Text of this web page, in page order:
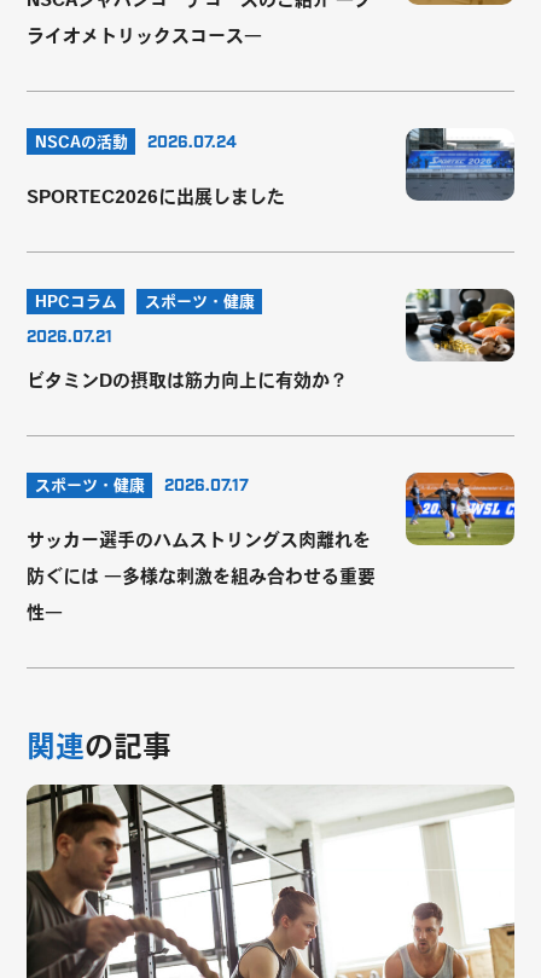
ライオメトリックスコース―
NSCAの活動 2026.07.24
SPORTEC2026に出展しました
HPCコラム スポーツ・健康
2026.07.21
ビタミンDの摂取は筋力向上に有効か？
スポーツ・健康 2026.07.17
サッカー選手のハムストリングス肉離れを
防ぐには ―多様な刺激を組み合わせる重要
性―
関連の記事